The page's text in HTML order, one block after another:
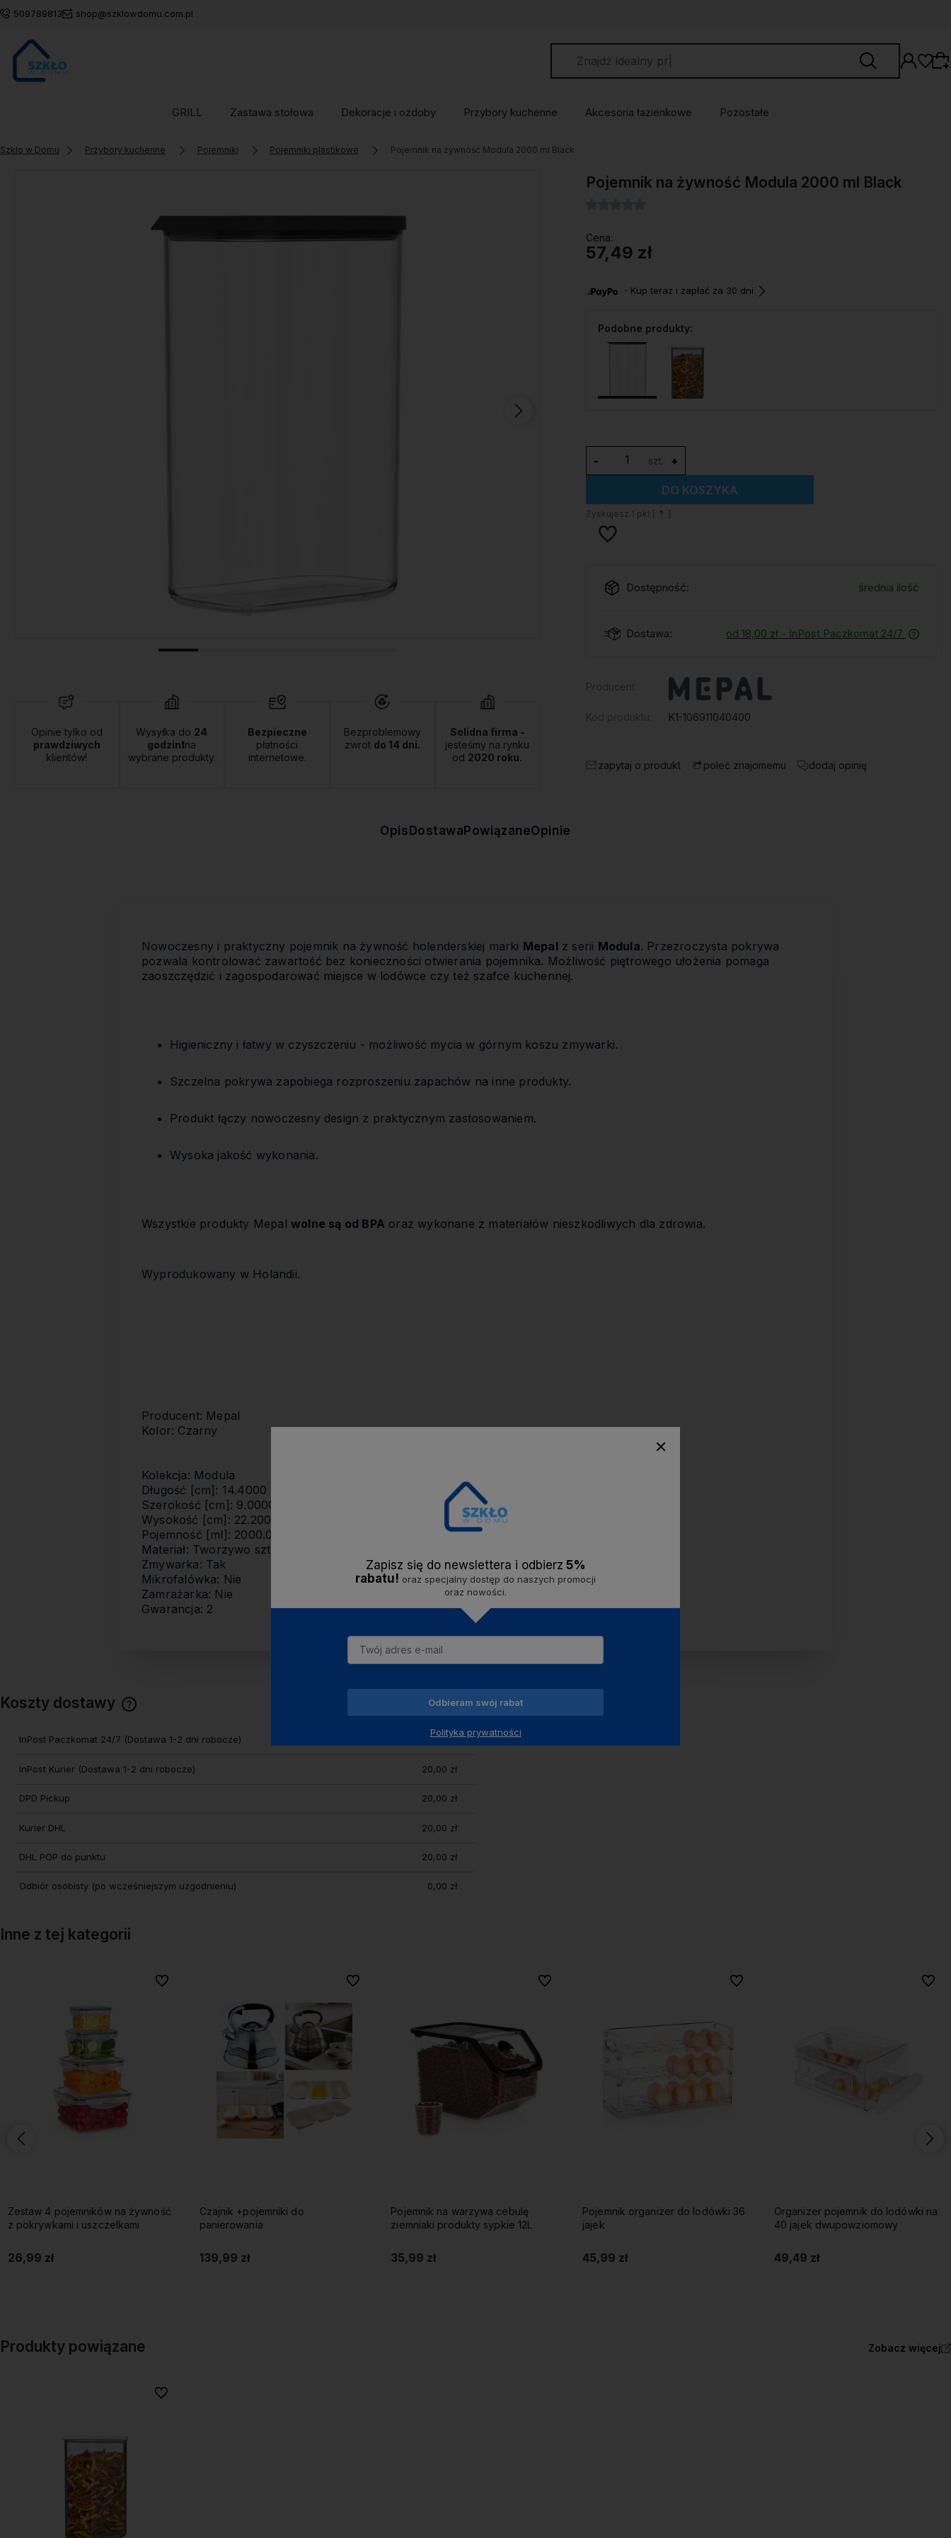
509789813 shop@szklowdomu.com.pl
oferty lub zaloguj się, aby przywrócić dodane
GRILL Zastawa stołowa Dekoracje i ozdoby Przybory kuchenne Akcesoria łazienkowe Pozostałe
Szkło w Domu Przybory kuchenne Pojemniki Pojemniki plastikowe Pojemnik na żywność Modula 2000 ml Black
Opinie tylko od
prawdziwych
klientów!
Wysyłka do 24
godzin❗na
wybrane produkty.
Bezpieczne
płatności
internetowe.
Bezproblemowy
zwrot do 14 dni.
Solidna firma -
jesteśmy na rynku
od 2020 roku.
Pojemnik na żywność Modula 2000 ml Black
Cena:
57,49 zł
・Kup teraz i zapłać za 30 dni
Podobne produkty:
szt. +
-
DO KOSZYKA
Zyskujesz 1 pkt [ ? ]
Dostępność: średnia ilość
Dostawa: od 18,00 zł - InPost Paczkomat 24/7
K1-106911040400
zapytaj o produkt poleć znajomemu dodaj opinię
Opis Dostawa PowiązaneOpinie
Nowoczesny i praktyczny pojemnik na żywność holenderskiej marki Mepal z serii Modula. Przezroczysta pokrywa
pozwala kontrolować zawartość bez konieczności otwierania pojemnika. Możliwość piętrowego ułożenia pomaga
zaoszczędzić i zagospodarować miejsce w lodówce czy też szafce kuchennej.
Higieniczny i łatwy w czyszczeniu - możliwość mycia w górnym koszu zmywarki.
Szczelna pokrywa zapobiega rozproszeniu zapachów na inne produkty.
Produkt łączy nowoczesny design z praktycznym zastosowaniem.
Wysoka jakość wykonania.
Wszystkie produkty Mepal wolne są od BPA oraz wykonane z materiałów nieszkodliwych dla zdrowia.
Wyprodukowany w Holandii.
Producent: Mepal
Kolor: Czarny
Kolekcja: Modula
Długość [cm]: 14.4000
Szerokość [cm]: 9.0000
Wysokość [cm]: 22.2000
Pojemność [ml]: 2000.0000
Materiał: Tworzywo sztuczne PE, tworzywo sztuczne SAN
Zmywarka: Tak
Mikrofalówka: Nie
Zamrażarka: Nie
Gwarancja: 2
Koszty dostawy
Cena nie zawiera ewentualnych
InPost Paczkomat 24/7 (Dostawa 1-2 dni robocze) 18,00 zł
InPost Kurier (Dostawa 1-2 dni robocze) 20,00 zł
DPD Pickup 20,00 zł
Kurier DHL 20,00 zł
DHL POP do punktu 20,00 zł
Odbiór osobisty(po wcześniejszym uzgodnieniu) 0,00 zł
Inne z tej kategorii
Zestaw 4 pojemników na żywność
z pokrywkami i uszczelkami
26,99 zł
Do ulubionych
Do ulubionych
Czajnik +pojemniki do
panierowania
139,99 zł
Do ulubionych
Do ulubionych
Pojemnik na warzywa cebulę
ziemniaki produkty sypkie 12L
35,99 zł
Do ulubionych
Do ulubionych
Pojemnik organizer do lodówki 36
jajek
45,99 zł
Do ulubionych
Do ulubionych
Organizer pojemnik do lodówki na
40 jajek dwupowziomowy
49,49 zł
Do
Do
Produkty powiązane Zobacz więcej
Do ulubionych
Zapisz się do newslettera i odbierz 5%
rabatu! oraz specjalny dostęp do naszych promocji
oraz nowości.
Odbieram swój rabat
Polityka prywatności